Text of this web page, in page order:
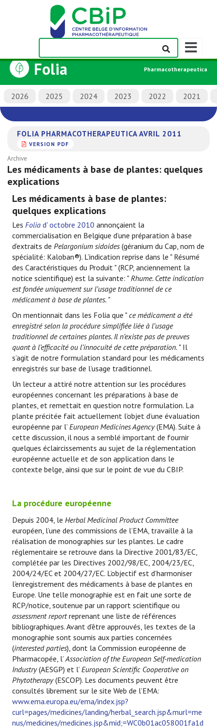
Afficher/
la
de
navigation
Folia Pharmacotherapeutica
2026 2025 2024 2023 2022 2021
FOLIA PHARMACOTHERAPEUTICA AVRIL 2011
VERSION PDF
Archive
Les médicaments à base de plantes: quelques
explications
Les médicaments à base de plantes:
quelques explications
Les Folia d' octobre 2010 annonçaient la
commercialisation en Belgique d’une préparation à base
d’extraits de Pelargonium sidoides (géranium du Cap, nom de
spécialité: Kaloban®). L’indication reprise dans le " Résumé
des Caractéristiques du Produit " (RCP, anciennement la
notice scientifique) est la suivante: "Rhume. Cette indication
est fondée uniquement sur l’usage traditionnel de ce
médicament à base de plantes. "
On mentionnait dans les Folia que "ce médicament a été
enregistré selon la procédure simplifiée liée à l’usage
traditionnel de certaines plantes. Il n’existe pas de preuves
quant à l’efficacité ou l’innocuité de cette préparation. " Il
s’agit de notre formulation standard pour les médicaments
enregistrés sur base de l’usage traditionnel.
Un lecteur a attiré notre attention sur les procédures
européennes concernant les préparations à base de
plantes, et remettait en question notre formulation. La
plante précitée fait actuellement l’objet d’une évaluation
européenne par l’ European Medicines Agency(EMA). Suite à
cette discussion, il nous a semblé important de fournir
quelques éclaircissements au sujet de la réglementation
européenne actuelle et de son application dans le
contexte belge, ainsi que sur le point de vue du CBIP.
La procédure européenne
Depuis 2004, le Herbal Medicinal Product Committee
européen, l’une des commissions de l’EMA, travaille à la
réalisation de monographies sur les plantes. Le cadre
réglementaire se retrouve dans la Directive 2001/83/EC,
complétée par les Directives 2002/98/EC, 2004/23/EC,
2004/24/EC et 2004/27/EC. L’objectif est d’harmoniser
l’enregistrement des médicaments à base de plantes en
Europe. Une telle monographie est en fait une sorte de
RCP/notice, soutenue par un rapport scientifique ou
assessment reportreprenant une liste de références
bibliographiques. Avant d’être approuvés, les textes de la
monographie sont soumis aux parties concernées
(interested parties), dont la Commission européenne de
Pharmacopée, l’Association of the European Self-medication
Industry(AESGP) et l’ European Scientific Cooperative on
Phytotherapy(ESCOP). Les documents peuvent être
consultés librement sur le site Web de l’EMA:
www.ema.europa.eu/ema/index.jsp?
curl=pages/medicines/landing/herbal_search.jsp&murl=me
nus/medicines/medicines.jsp&mid;=WC0b01ac058001fa1d